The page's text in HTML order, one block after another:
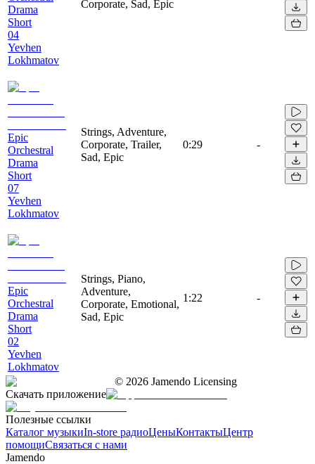
Drama
Short
04
Yevhen
Lokhmatov
Corporate, Sad, Epic
Epic
Orchestral
Drama
Short
07
Yevhen
Lokhmatov
Strings, Adventure,
Corporate, Trailer,
Sad, Epic
0:29 -
Epic
Orchestral
Drama
Short
02
Yevhen
Lokhmatov
Strings, Piano,
Adventure,
Corporate, Emotional,
Sad, Epic
1:22 -
© 2026 Jamendo Licensing
Скачать приложение
Полезные ссылки
Каталог музыкиIn-store радиоЦеныКонтактыЦентр
помощиСвязаться с нами
Jamendo